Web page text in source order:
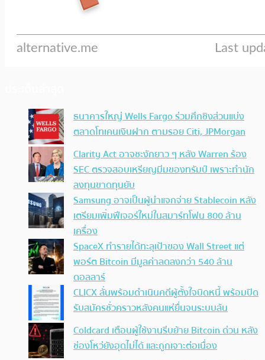
ธนาคารใหญ่ Wells Fargo ร่วมศึกชิงส่วนแบ่ง
ตลาดโทเคนเงินฝาก ตามรอย Citi, JPMorgan
Clarity Act อาจชะงักยาว ๆ หลัง Warren ร้อง
SEC ตรวจสอบเหรียญมีมของทรัมป์ เพราะทำนัก
ลงทุนขาดทุนยับ
Samsung อาจเป็นผู้นำแจกจ่าย Stablecoin หลัง
เตรียมเพิ่มฟีเจอร์ใหม่ในสมาร์ทโฟน 800 ล้าน
เครื่อง
SpaceX ทำรายได้ทะลุเป้าของ Wall Street แต่
พอร์ต Bitcoin มีมูลค่าลดลงกว่า 540 ล้าน
ดอลลาร์
CLICX ลั่นพร้อมดำเนินคดีผู้ตั้งใจบิดหนี้ พร้อมปิด
รับสมัครชั่วคราวหลังคนแห่ยื่นจนระบบล้น
Coldcard เตือนผู้ใช้งานรีบย้าย Bitcoin ด่วน หลัง
ช่องโหว่ยังอุดไม่ได้ และถูกเจาะต่อเนื่อง